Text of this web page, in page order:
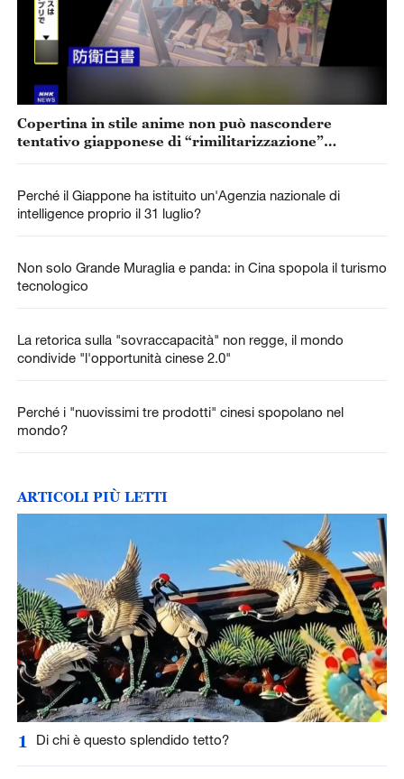
Copertina in stile anime non può nascondere
tentativo giapponese di “rimilitarizzazione”
Perché il Giappone ha istituito un'Agenzia nazionale di
intelligence proprio il 31 luglio?
Non solo Grande Muraglia e panda: in Cina spopola il turismo
tecnologico
La retorica sulla "sovraccapacità" non regge, il mondo
condivide "l'opportunità cinese 2.0"
Perché i "nuovissimi tre prodotti" cinesi spopolano nel
mondo?
ARTICOLI PIÙ LETTI
1 Di chi è questo splendido tetto?